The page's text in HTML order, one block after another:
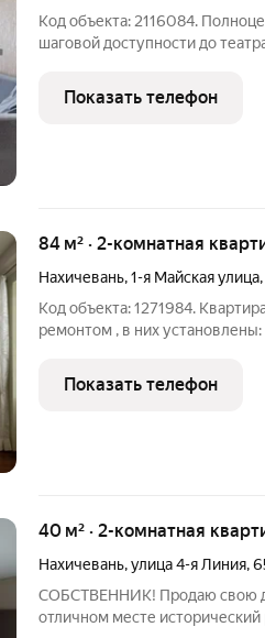
Код объекта: 2116084.
шаговой доступности до
всем необходимым. В
стены
Показать телефон
84 м² · 2-комнатная
Нахичевань,1-я Майская улица,
Код объекта: 1271984.
ремонтом , в них установлены:
и лоджиях (фирма «Veka»),
запорной
Показать телефон
40 м² · 2-комнатная
Нахичевань,улица 4-я Линия,
СОБСТВЕННИК! Продаю свою
отличном месте исторический район Нахичевани! Удобное